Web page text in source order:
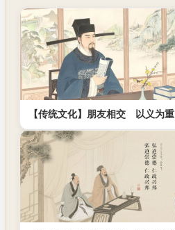
【传统文化】朋友相交 以义为重